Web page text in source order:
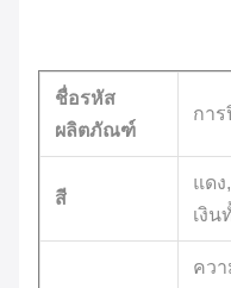
ชื่อรหัส
ผลิตภัณฑ์
กา
สี
แดง
เงิ
คว